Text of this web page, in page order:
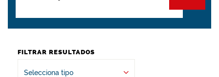
FILTRAR RESULTADOS
Selecciona tipo